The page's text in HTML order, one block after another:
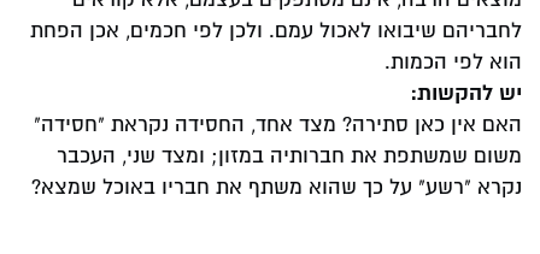
לחבריהם שיבואו לאכול עמם. ולכן לפי חכמים, אכן הפחת
הוא לפי הכמות.
יש להקשות:
האם אין כאן סתירה? מצד אחד, החסידה נקראת "חסידה"
משום שמשתפת את חברותיה במזון; ומצד שני, העכבר
נקרא "רשע" על כך שהוא משתף את חבריו באוכל שמצא?